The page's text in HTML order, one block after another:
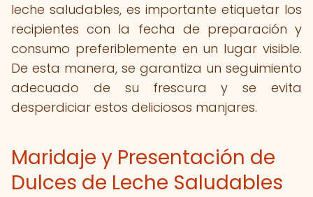
leche saludables, es importante etiquetar los
recipientes con la fecha de preparación y
consumo preferiblemente en un lugar visible.
De esta manera, se garantiza un seguimiento
adecuado de su frescura y se evita
desperdiciar estos deliciosos manjares.
Maridaje y Presentación de
Dulces de Leche Saludables